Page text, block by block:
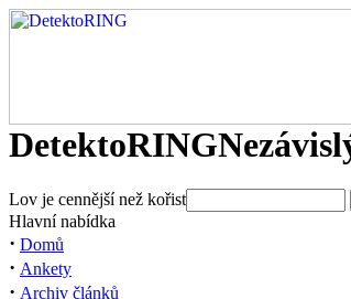
DetektoRING
Lov je cennější než kořist
Hlavní nabídka
· Domů
· Ankety
· Archiv článků